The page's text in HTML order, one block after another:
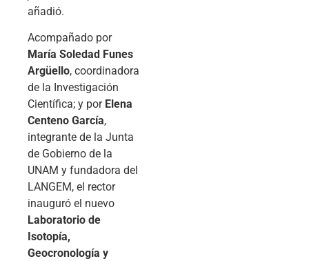
añadió.
Acompañado por
María Soledad Funes
Argüello, coordinadora
de la Investigación
Científica; y por Elena
Centeno García,
integrante de la Junta
de Gobierno de la
UNAM y fundadora del
LANGEM, el rector
inauguró el nuevo
Laboratorio de
Isotopía,
Geocronología y